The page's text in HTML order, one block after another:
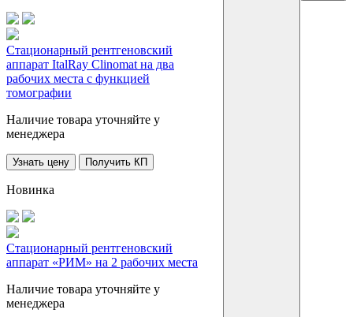
Стационарный рентгеновский
аппарат ItalRay Clinomat на два
рабочих места с функцией
томографии
Наличие товара уточняйте у
менеджера
Узнать цену Получить КП
Новинка
Стационарный рентгеновский
аппарат «РИМ» на 2 рабочих места
Наличие товара уточняйте у
менеджера